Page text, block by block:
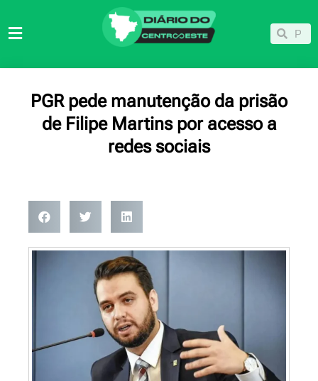
para
Pesquisar
PGR pede manutenção da prisão
de Filipe Martins por acesso a
redes sociais